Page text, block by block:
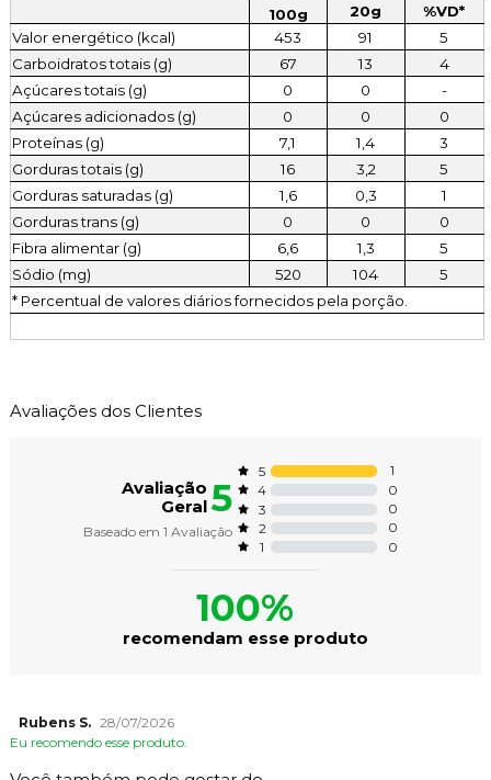
100g
20g
%VD*
Valor energético (kcal)
453 91
5
Carboidratos totais (g)
67 13
4
Açúcares totais (g)
0 0
-
Açúcares adicionados (g)
0 0
0
Proteínas (g)
7,1 1,4
3
Gorduras totais (g)
16 3,2
5
Gorduras saturadas (g)
1,6 0,3
1
Gorduras trans (g)
0 0
0
Fibra alimentar (g)
6,6 1,3
5
Sódio (mg)
520 104
5
* Percentual de valores diários fornecidos pela porção.
Avaliações dos Clientes
Avaliação
Geral5
Baseado em 1 Avaliação
5
1
4
0
3
0
2
0
1
0
100%
recomendam esse produto
Rubens S. 28/07/2026
Eu recomendo esse produto.